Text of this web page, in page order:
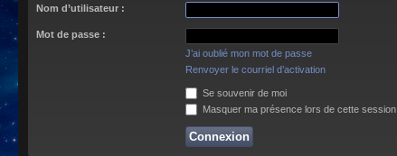
s
Nom d’utilisateur :
Mot de passe :
J’ai oublié mon mot de passe
Renvoyer le courriel d’activation
Se souvenir de moi
Masquer ma présence lors de cette session